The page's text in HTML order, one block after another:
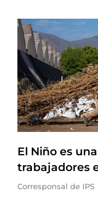
El Niño es
trabajadores
Corresponsal de IPS